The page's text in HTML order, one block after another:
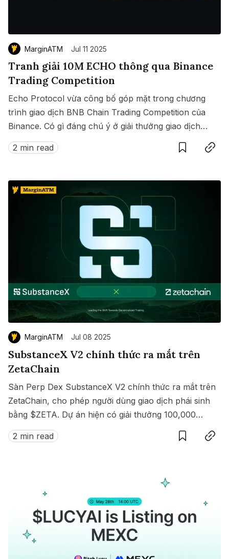
MarginATM Jul 11 2025
Tranh giải 10M ECHO thông qua Binance
Trading Competition
Echo Protocol vừa công bố góp mặt trong chương
trình giao dịch BNB Chain Trading Competition của
Binance. Có gì đáng chú ý ở giải thưởng giao dịch
này?
2 min read
SaveCopy link
MarginATM Jul 08 2025
SubstanceX V2 chính thức ra mắt trên
ZetaChain
Sàn Perp Dex SubstanceX V2 chính thức ra mắt trên
ZetaChain, cho phép người dùng giao dịch phái sinh
bằng $ZETA. Dự án hiện có giải thưởng 100,000
$ZETA diễn ra từ 8 đến 15/07/2025.
2 min read
SaveCopy link